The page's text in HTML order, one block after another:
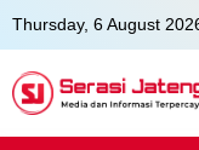
Skip
to
content
Thursday, 6 August